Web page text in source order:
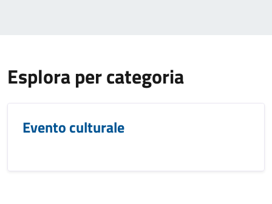
Esplora per categoria
Evento culturale